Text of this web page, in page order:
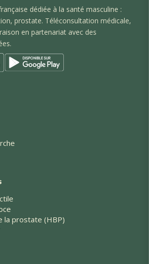
dédiée à la santé masculine :
, prostate. Téléconsultation médicale,
en partenariat avec des
la prostate (HBP)